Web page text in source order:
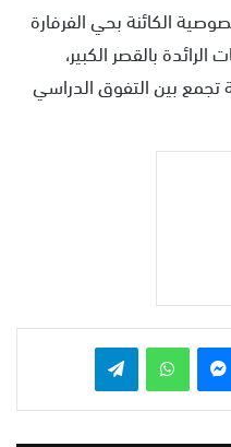
الكائنة بحي الفرفارة
بالقصر الكبير،
تجمع بين التفوق الدراسي
واتساب